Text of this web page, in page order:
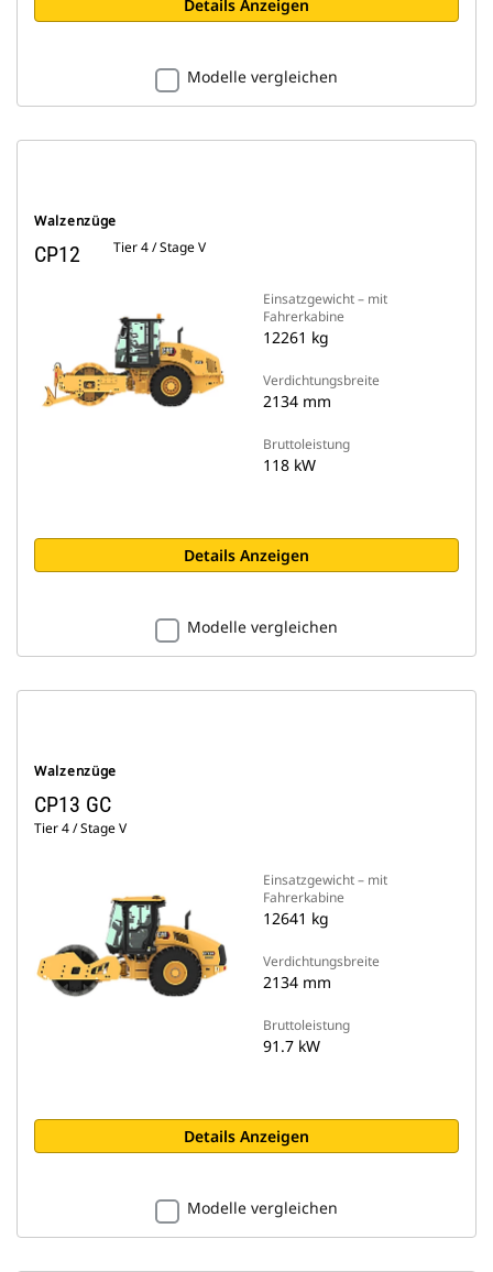
Details Anzeigen
Modelle vergleichen
Walzenzüge
CP12 Tier 4 / Stage V
Einsatzgewicht – mit
Fahrerkabine
12261 kg
Verdichtungsbreite
2134 mm
Bruttoleistung
118 kW
Details Anzeigen
Modelle vergleichen
Walzenzüge
CP13 GC
Tier 4 / Stage V
Einsatzgewicht – mit
Fahrerkabine
12641 kg
Verdichtungsbreite
2134 mm
Bruttoleistung
91.7 kW
Details Anzeigen
Modelle vergleichen